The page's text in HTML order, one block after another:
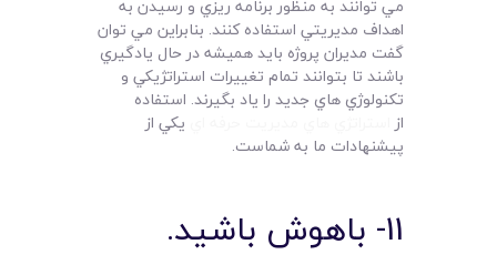
مي توانند به منظور برنامه ريزي و رسيدن به
اهداف مديريتي استفاده کنند. بنابراين مي توان
گفت مديران پروژه بايد هميشه در حال يادگيري
باشند تا بتوانند تمام تغييرات استراتژيکي و
تکنولوژي هاي جديد را ياد بگيرند. استفاده
از
يکي از
پيشنهادات ما به شماست.
11- باهوش باشيد.